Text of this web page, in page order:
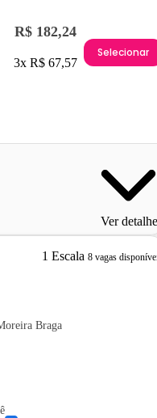
R$ 182,24
3x R$ 67,57
Selecionar
Ver
1 Escala 8 vagas
Braga